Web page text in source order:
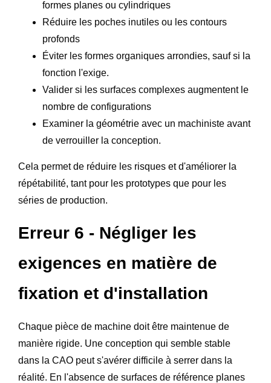
formes planes ou cylindriques
Réduire les poches inutiles ou les contours
profonds
Éviter les formes organiques arrondies, sauf si la
fonction l'exige.
Valider si les surfaces complexes augmentent le
nombre de configurations
Examiner la géométrie avec un machiniste avant
de verrouiller la conception.
Cela permet de réduire les risques et d'améliorer la
répétabilité, tant pour les prototypes que pour les
séries de production.
Erreur 6 - Négliger les
exigences en matière de
fixation et d'installation
Chaque pièce de machine doit être maintenue de
manière rigide. Une conception qui semble stable
dans la CAO peut s'avérer difficile à serrer dans la
réalité. En l'absence de surfaces de référence planes